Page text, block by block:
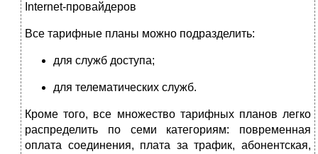
Internet-провайдеров
Все тарифные планы можно подразделить:
для служб доступа;
для телематических служб.
Кроме того, все множество тарифных планов легко
распределить по семи категориям: повременная
оплата соединения, плата за трафик, абонентская,